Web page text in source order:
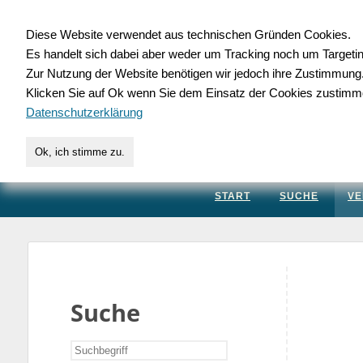
für Handwerk,
START SUCHE
Suche
Diese Website verwendet aus technischen Gründen Cookies.
Es handelt sich dabei aber weder um Tracking noch um
Zur Nutzung der Website benötigen wir jedoch ihre Zustimmung.
Klicken Sie auf Ok wenn Sie dem Einsatz der Cookies
Datenschutzerklärung
Ok, ich stimme zu.